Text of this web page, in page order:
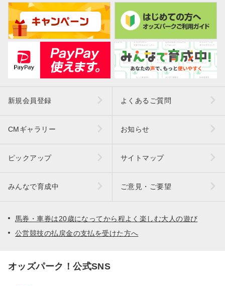
新規会員登録 よくあるご質問
CMギャラリー お知らせ
ピックアップ サイトマップ
みんなで育成中 ご意見・ご要望
馬券・車券は20歳になってから程よく楽しむ大人の遊び
公営競技の払戻金の支払を受けた方へ
オッズパーク！公式SNS